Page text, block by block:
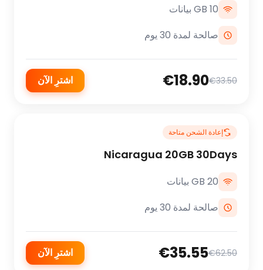
10 GB بيانات
صالحة لمدة 30 يوم
€33.50
€18.90 اشترِ الآن
إعادة الشحن متاحة
Nicaragua 20GB 30Days
20 GB بيانات
صالحة لمدة 30 يوم
€62.50
€35.55 اشترِ الآن